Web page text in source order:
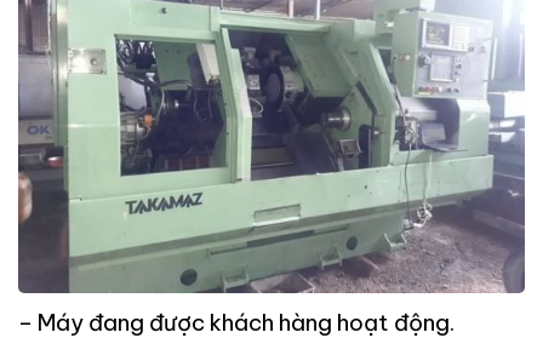
– Máy đang được khách hàng hoạt động.